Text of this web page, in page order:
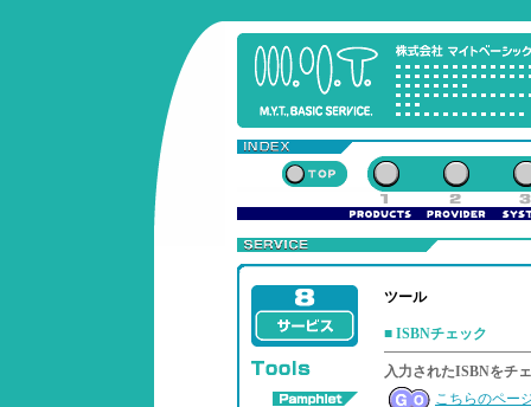
ツール
■ ISBNチェック
入力されたISBNをチ
こちらのペー